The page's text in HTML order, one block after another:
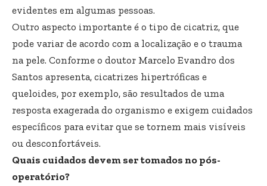
evidentes em algumas pessoas.
Outro aspecto importante é o tipo de cicatriz, que
pode variar de acordo com a localização e o trauma
na pele. Conforme o doutor Marcelo Evandro dos
Santos apresenta, cicatrizes hipertróficas e
queloides, por exemplo, são resultados de uma
resposta exagerada do organismo e exigem cuidados
específicos para evitar que se tornem mais visíveis
ou desconfortáveis.
Quais cuidados devem ser tomados no pós-
operatório?